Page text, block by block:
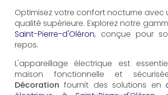
Optimisez votre confort nocturne avec
qualité supérieure. Explorez notre
Saint-Pierre-d'Oléron, conçue pour
repos.
L'appareillage électrique est
maison fonctionnelle et
Décoration fournit des solutions en